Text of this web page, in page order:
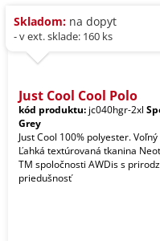
Skladom: na dopyt
- v ext. sklade: 160 ks
Just Cool Cool Polo
kód produktu: jc040hgr-2xl
Grey
Just Cool 100% polyester.
Ľahká textúrovaná tkanina
TM spoločnosti AWDis s
priedušnosť